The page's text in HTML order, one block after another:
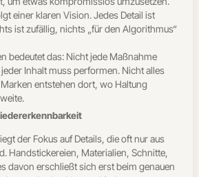
einer klaren Vision. Jedes Detail ist
ist zufällig, nichts „für den Algorithmus“
bedeutet das: Nicht jede Maßnahme
Inhalt muss performen. Nicht alles
entstehen dort, wo Haltung
der Fokus auf Details, die oft nur aus
Handstickereien, Materialien, Schnitte,
davon erschließt sich erst beim genauen